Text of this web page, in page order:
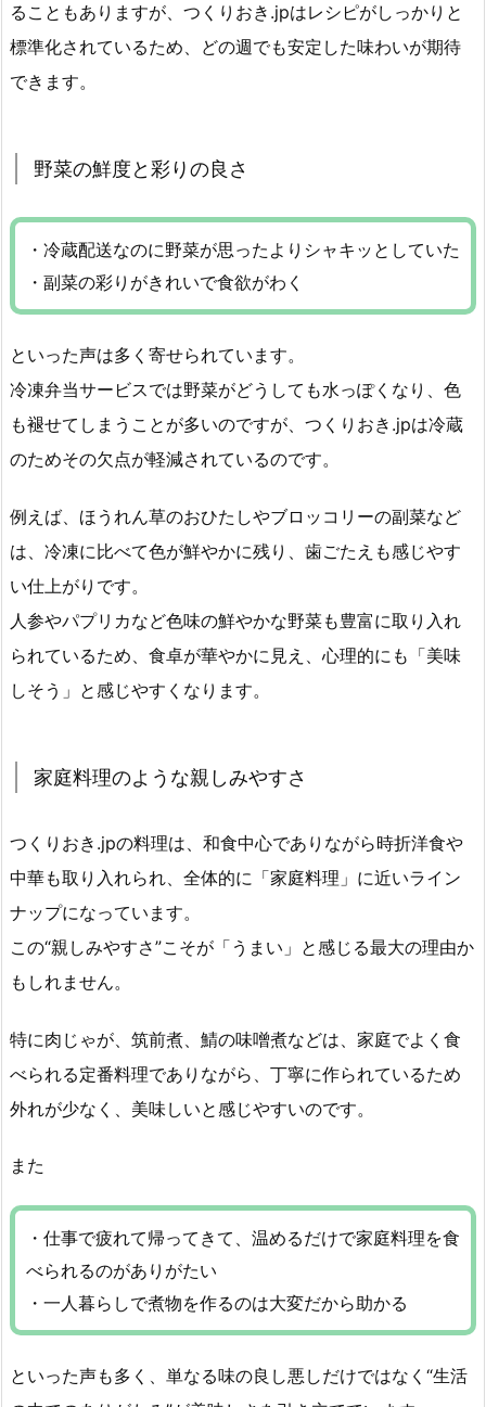
ることもありますが、つくりおき.jpはレシピがしっかりと
標準化されているため、どの週でも安定した味わいが期待
できます。
野菜の鮮度と彩りの良さ
・冷蔵配送なのに野菜が思ったよりシャキッとしていた
・副菜の彩りがきれいで食欲がわく
といった声は多く寄せられています。
冷凍弁当サービスでは野菜がどうしても水っぽくなり、色
も褪せてしまうことが多いのですが、つくりおき.jpは冷蔵
のためその欠点が軽減されているのです。
例えば、ほうれん草のおひたしやブロッコリーの副菜など
は、冷凍に比べて色が鮮やかに残り、歯ごたえも感じやす
い仕上がりです。
人参やパプリカなど色味の鮮やかな野菜も豊富に取り入れ
られているため、食卓が華やかに見え、心理的にも「美味
しそう」と感じやすくなります。
家庭料理のような親しみやすさ
つくりおき.jpの料理は、和食中心でありながら時折洋食や
中華も取り入れられ、全体的に「家庭料理」に近いライン
ナップになっています。
この“親しみやすさ”こそが「うまい」と感じる最大の理由か
もしれません。
特に肉じゃが、筑前煮、鯖の味噌煮などは、家庭でよく食
べられる定番料理でありながら、丁寧に作られているため
外れが少なく、美味しいと感じやすいのです。
また
・仕事で疲れて帰ってきて、温めるだけで家庭料理を食
べられるのがありがたい
・一人暮らしで煮物を作るのは大変だから助かる
といった声も多く、単なる味の良し悪しだけではなく“生活